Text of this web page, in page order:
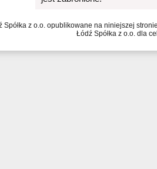
Spółka z o.o. opublikowane na niniejszej
Łódź Spółka z o.o. dla